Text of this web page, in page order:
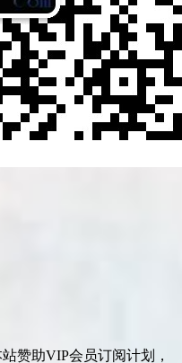
赞助VIP会员订阅计划，